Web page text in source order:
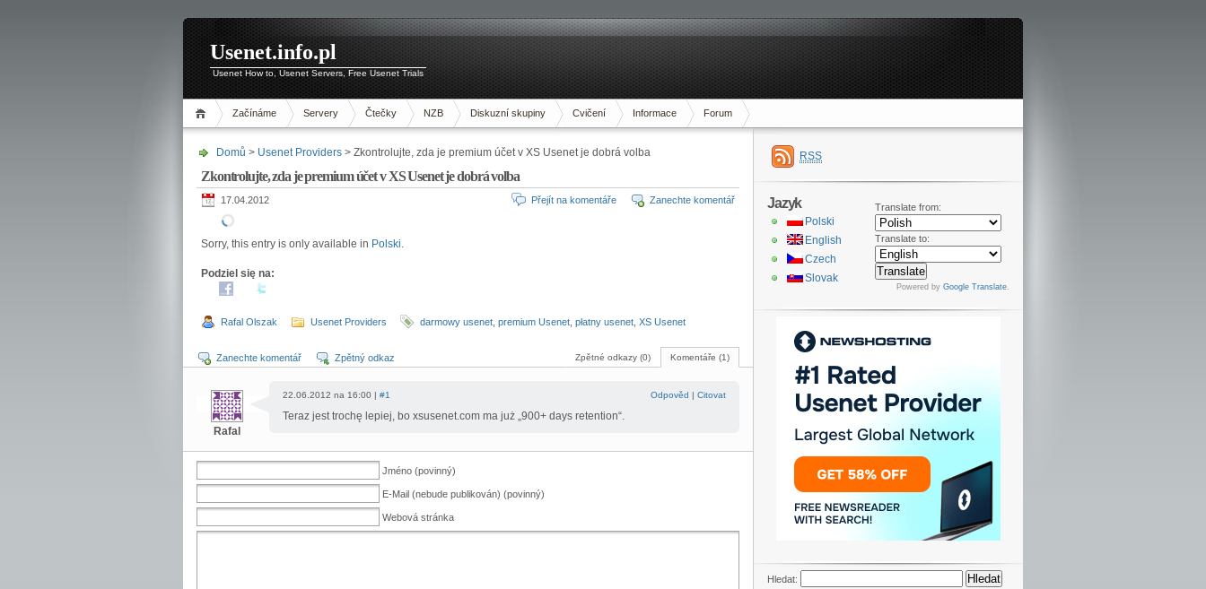
Usenet.info.pl
Usenet How to, Usenet Servers, Free Usenet Trials
Začínáme Servery Čtečky NZB Diskuzní skupiny Cvičení Informace Forum
Domů > Usenet Providers > Zkontrolujte, zda je premium účet v XS Usenet je dobrá volba
Zkontrolujte, zda je premium účet v XS Usenet je dobrá volba
17.04.2012 Přejít na komentáře Zanechte komentář
Sorry, this entry is only available in Polski.
Podziel się na:
Rafal Olszak Usenet Providers darmowy usenet premium Usenet płatny usenet XS Usenet
Komentáře (1)
Zpětné odkazy (0)
Zanechte komentář Zpětný odkaz
Rafal
22.06.2012 na 16:00 | #1 Odpověd | Citovat
Teraz jest trochę lepiej, bo xsusenet.com ma już „900+ days retention“.
Jméno (povinný)
E-Mail (nebude publikován) (povinný)
Webová stránka
RSS
Translate from:
Translate to:
Powered by Google Translate.
Jazyk
Polski
English
Czech
Slovak
Hledat: